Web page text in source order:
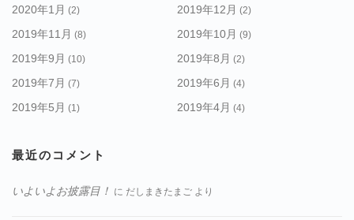
2020年1月 (2) 2019年12月 (2)
2019年11月 (8) 2019年10月 (9)
2019年9月 (10) 2019年8月 (2)
2019年7月 (7) 2019年6月 (4)
2019年5月 (1) 2019年4月 (4)
最近のコメント
いよいよお披露目！ に だしまきたまご より